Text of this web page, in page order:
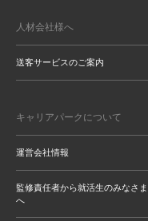
人材会社様へ
送客サービスのご案内
キャリアパークについて
運営会社情報
監修責任者から就活生のみなさま
へ